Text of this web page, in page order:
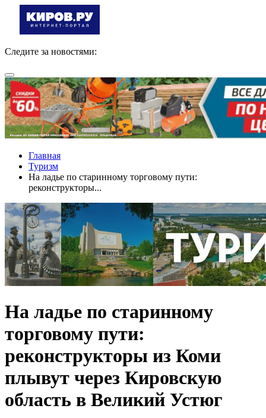
Следите за новостями:
Главная
Туризм
На ладье по старинному торговому пути:
реконструкторы...
На ладье по старинному
торговому пути:
реконструкторы из Коми
плывут через Кировскую
область в Великий Устюг